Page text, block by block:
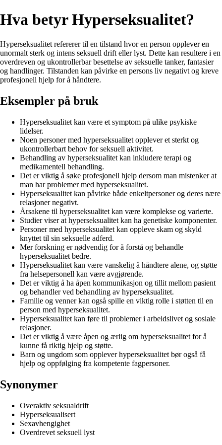
Hva betyr Hyperseksualitet?
Hyperseksualitet refererer til en tilstand hvor en person opplever en
unormalt sterk og intens seksuell drift eller lyst. Dette kan resultere i en
overdreven og ukontrollerbar besettelse av seksuelle tanker, fantasier
og handlinger. Tilstanden kan påvirke en persons liv negativt og kreve
profesjonell hjelp for å håndtere.
Eksempler på bruk
Hyperseksualitet kan være et symptom på ulike psykiske
lidelser.
Noen personer med hyperseksualitet opplever et sterkt og
ukontrollerbart behov for seksuell aktivitet.
Behandling av hyperseksualitet kan inkludere terapi og
medikamentell behandling.
Det er viktig å søke profesjonell hjelp dersom man mistenker at
man har problemer med hyperseksualitet.
Hyperseksualitet kan påvirke både enkeltpersoner og deres nære
relasjoner negativt.
Årsakene til hyperseksualitet kan være komplekse og varierte.
Studier viser at hyperseksualitet kan ha genetiske komponenter.
Personer med hyperseksualitet kan oppleve skam og skyld
knyttet til sin seksuelle adferd.
Mer forskning er nødvendig for å forstå og behandle
hyperseksualitet bedre.
Hyperseksualitet kan være vanskelig å håndtere alene, og støtte
fra helsepersonell kan være avgjørende.
Det er viktig å ha åpen kommunikasjon og tillit mellom pasient
og behandler ved behandling av hyperseksualitet.
Familie og venner kan også spille en viktig rolle i støtten til en
person med hyperseksualitet.
Hyperseksualitet kan føre til problemer i arbeidslivet og sosiale
relasjoner.
Det er viktig å være åpen og ærlig om hyperseksualitet for å
kunne få riktig hjelp og støtte.
Barn og ungdom som opplever hyperseksualitet bør også få
hjelp og oppfølging fra kompetente fagpersoner.
Synonymer
Overaktiv seksualdrift
Hyperseksualisert
Sexavhengighet
Overdrevet seksuell lyst